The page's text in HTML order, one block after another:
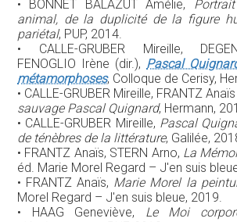
• BONNET BALAZUT Amélie,
animal, de la duplicité de la figure
pariétal, PUP, 2014.
• CALLE-GRUBER Mireille,
FENOGLIO Irène (dir.), Pascal
métamorphoses, Colloque de Cerisy,
• CALLE-GRUBER Mireille, FRANTZ
sauvage Pascal Quignard, Hermann,
• CALLE-GRUBER Mireille, Pascal
de ténèbres de la littérature, Galilée,
• FRANTZ Anaïs, STERN Arno, La
éd. Marie Morel Regard – J'en suis
• FRANTZ Anaïs, Marie Morel la
Morel Regard – J'en suis bleue, 2019.
• HAAG Geneviève, Le Moi